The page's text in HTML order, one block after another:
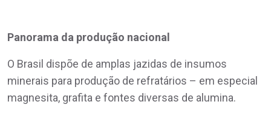
Panorama da produção nacional
O Brasil dispõe de amplas jazidas de insumos
minerais para produção de refratários – em especial
magnesita, grafita e fontes diversas de alumina.